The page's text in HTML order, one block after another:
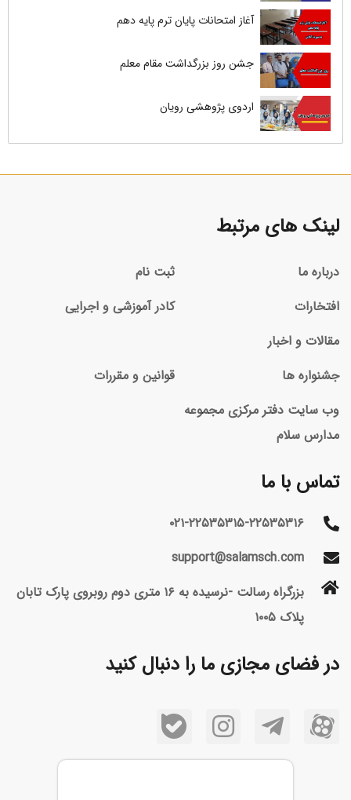
آغاز امتحانات پایان ترم پایه دهم
جشن روز بزرگداشت مقام معلم
اردوی پژوهشی رویان
لینک های مرتبط
درباره ما
ثبت نام
افتخارات
کادر آموزشی و اجرایی
مقالات و اخبار
جشنواره ها
قوانین و مقررات
وب سایت دفتر مرکزی مجموعه
مدارس سلام
تماس با ما
۰۲۱-۲۲۵۳۵۳۱۵-۲۲۵۳۵۳۱۶
support@salamsch.com
بزرگراه رسالت -نرسیده به ۱۶ متری دوم روبروی پارک تابان
پلاک ۱۰۰۵
در فضای مجازی ما را دنبال کنید